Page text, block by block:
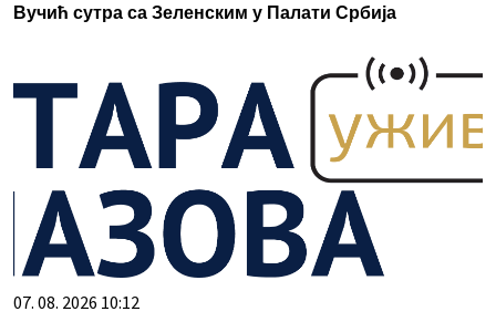
Вучић сутра са Зеленским у Палати Србија
07. 08. 2026 10:12